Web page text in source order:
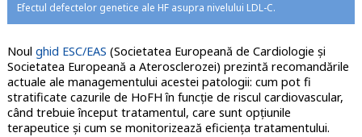
Efectul defectelor genetice ale HF asupra nivelului LDL-C.
Noul ghid ESC/EAS (Societatea Europeană de Cardiologie și
Societatea Europeană a Aterosclerozei) prezintă recomandările
actuale ale managementului acestei patologii: cum pot fi
stratificate cazurile de HoFH în funcție de riscul cardiovascular,
când trebuie început tratamentul, care sunt opțiunile
terapeutice și cum se monitorizează eficiența tratamentului.